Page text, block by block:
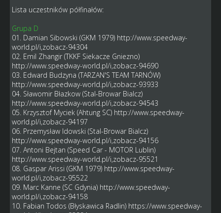
Lista uczestników półfinałów:
Grupa D
01. Damian Sibowski (GKM 1979) http://www.speedway-
world.pl/i,zobacz-94304
02. Emil Zhangir (TKKF Siekacze Gniezno)
http://www.speedway-world.pl/i,zobacz-94690
03. Edward Budzyna (TARZAN'S TEAM TARNÓW)
http://www.speedway-world.pl/i,zobacz-93933
04. Sławomir Błazkow (Stal-Browar Bialcz)
http://www.speedway-world.pl/i,zobacz-94543
05. Krzysztof Myciek (Ahtung SC) http://www.speedway-
world.pl/i,zobacz-94197
06. Przemysław Idowski (Stal-Browar Bialcz)
http://www.speedway-world.pl/i,zobacz-94156
07. Antoni Bejtan (Speed Car - MOTOR Lublin)
http://www.speedway-world.pl/i,zobacz-95521
08. Gaspar Arissi (GKM 1979) http://www.speedway-
world.pl/i,zobacz-95522
09. Marc Kanne (SC Gdynia) http://www.speedway-
world.pl/i,zobacz-94158
10. Fabian Todos (Błyskawica Radlin) https://www.speedway-